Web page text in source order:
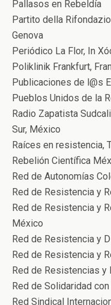
Pallasos en Rebeldía
Partito della
Genova
Periódico La Flor, In
Poliklinik Frankfurt,
Publicaciones de l@s
Pueblos Unidos de la
Radio Zapatista
Sur, México
Raíces en resistencia,
Rebelión Científica
Red de Autonomías
Red de Resistencia y
Red de Resistencia y
México
Red de Resistencia y
Red de Resistencia y
Red de Resistencias y
Red de Solidaridad
Red Sindical